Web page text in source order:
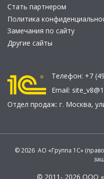
Стать партнером
Политика
Замечания по сайту
Другие сайты
Телефон: +7
Email:
Отдел продаж: г. Москва,
© 2026 АО «Группа 1С»
© 2011- 2026 ООО